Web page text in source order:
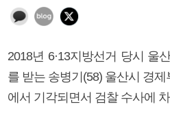
2018년 6·13지방선거 당시 울
를 받는 송병기(58) 울산시 경
에서 기각되면서 검찰 수사에